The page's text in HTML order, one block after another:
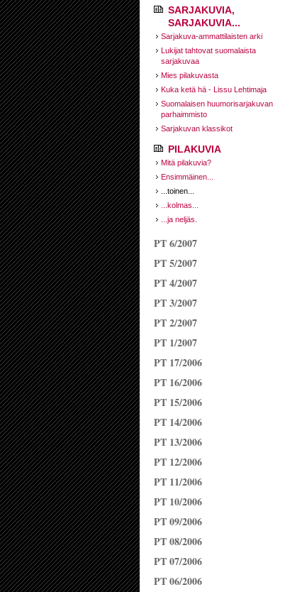
SARJAKUVIA,
SARJAKUVIA...
Sarjakuva-ammattilaisten arki
Lukijat tahtovat suomalaista
sarjakuvaa
Mies pilakuvasta
Kuka ketä hä - Lissu Lehtimaja
Suomalaisen huumorisarjakuvan
parhaimmisto
Sarjakuvan klassikot
PILAKUVIA
Mitä pilakuvia?
Ensimmäinen...
...toinen...
...kolmas...
...ja neljäs.
PT 6/2007
PT 5/2007
PT 4/2007
PT 3/2007
PT 2/2007
PT 1/2007
PT 17/2006
PT 16/2006
PT 15/2006
PT 14/2006
PT 13/2006
PT 12/2006
PT 11/2006
PT 10/2006
PT 09/2006
PT 08/2006
PT 07/2006
PT 06/2006